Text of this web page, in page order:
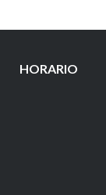
HORARIO